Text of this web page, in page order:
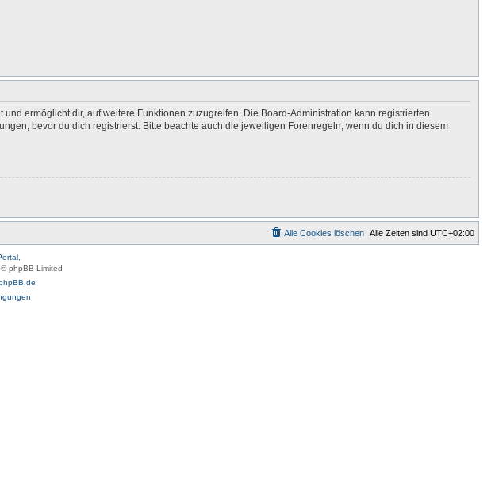
ermöglicht dir, auf weitere Funktionen zuzugreifen. Die Board-Administration kann registrierten
bevor du dich registrierst. Bitte beachte auch die jeweiligen Forenregeln, wenn du dich in diesem
Alle Zeiten sind UTC+02:00
Alle Cookies löschen
phpBB Limited